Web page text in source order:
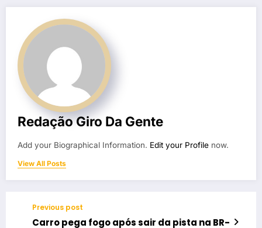
Redação Giro Da Gente
Add your Biographical Information. Edit your Profile now.
View All Posts
Previous post
Carro pega fogo após sair da pista na BR-